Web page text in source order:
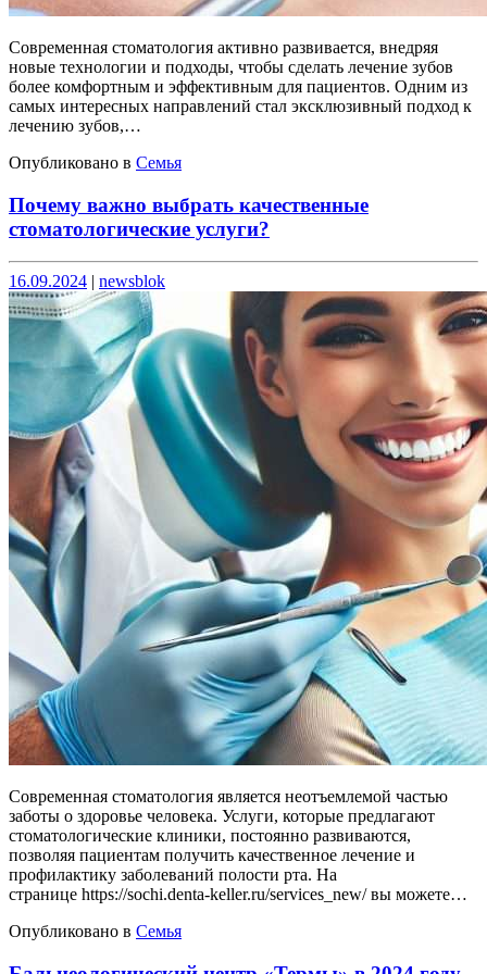
Современная стоматология активно развивается, внедряя
новые технологии и подходы, чтобы сделать лечение зубов
более комфортным и эффективным для пациентов. Одним из
самых интересных направлений стал эксклюзивный подход к
лечению зубов,…
Опубликовано в Семья
Почему важно выбрать качественные
стоматологические услуги?
Опубликовано
16.09.2024 | Опубликовано
newsblok
Современная стоматология является неотъемлемой частью
заботы о здоровье человека. Услуги, которые предлагают
стоматологические клиники, постоянно развиваются,
позволяя пациентам получить качественное лечение и
профилактику заболеваний полости рта. На
странице https://sochi.denta-keller.ru/services_new/ вы можете…
Опубликовано в Семья